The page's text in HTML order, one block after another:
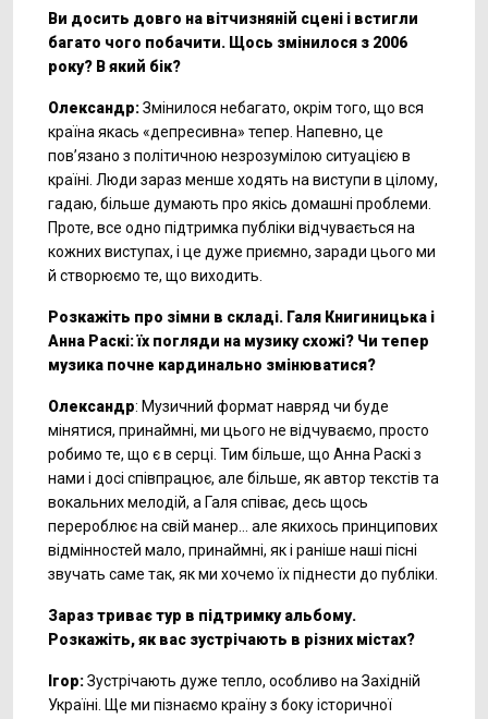
Ви досить довго на вітчизняній сцені і встигли
багато чого побачити. Щось змінилося з 2006
року? В який бік?
Олександр:Змінилося небагато, окрім того, що вся
країна якась «депресивна» тепер. Напевно, це
пов’язано з політичною незрозумілою ситуацією в
країні. Люди зараз менше ходять на виступи в цілому,
гадаю, більше думають про якісь домашні проблеми.
Проте, все одно підтримка публіки відчувається на
кожних виступах, і це дуже приємно, заради цього ми
й створюємо те, що виходить.
Розкажіть про зімни в складі. Галя Книгиницька і
Анна Раскі: їх погляди на музику схожі? Чи тепер
музика почне кардинально змінюватися?
Олександр: Музичний формат навряд чи буде
мінятися, принаймні, ми цього не відчуваємо, просто
робимо те, що є в серці. Тим більше, що Анна Раскі з
нами і досі співпрацює, але більше, як автор текстів та
вокальних мелодій, а Галя співає, десь щось
перероблює на свій манер… але якихось принципових
відмінностей мало, принаймні, як і раніше наші пісні
звучать саме так, як ми хочемо їх піднести до публіки.
Зараз триває тур в підтримку альбому.
Розкажіть, як вас зустрічають в різних містах?
Ігор:Зустрічають дуже тепло, особливо на Західній
Україні. Ще ми пізнаємо країну з боку історичної